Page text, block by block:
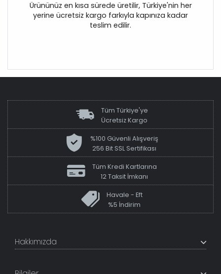
Ürününüz en kısa sürede üretilir, Türkiye'nin her
yerine ücretsiz kargo farkıyla kapınıza kadar
teslim edilir.
Tüm Türkiye'ye
Ücretsiz Kargo
%100 Güvenli Alışveriş
256 Bit SSL Sertifikası
Tüm Kredi Kartlarına
12 Taksit İmkanı
Havale - Eft
%5 İndirim
Hakkımızda
TabloShop, müşteri memnuniyetini en üst seviyede